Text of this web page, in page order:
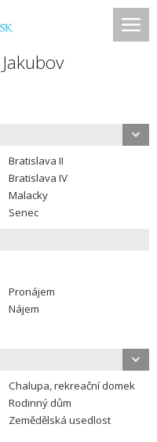
Bratislava II
Bratislava IV
Malacky
Senec
Pronájem
Nájem
Chalupa, rekreační domek
Rodinný dům
Zemědělská usedlost